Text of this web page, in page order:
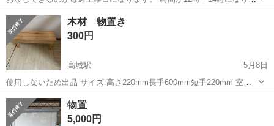
す。 サイズ:高さ91、長さ82、幅43cm 板の角は破損があります。 配
送は要相談です。 よろしくお願いします。
大分 大分市 収納家具
木材 物置き
300円
高城駅
5月8日
使用しないため出品 サイズ:高さ220mm長手600mm短手220mm 室内
で使用。経年劣化の外観汚れが目立ちますが ガタつきなど無く使用自
体は問題ありません 希望取引:牧〜鶴崎周辺 中古品の為神経質な方は
お控...
大分 大分市 高城駅
物置
5,000円